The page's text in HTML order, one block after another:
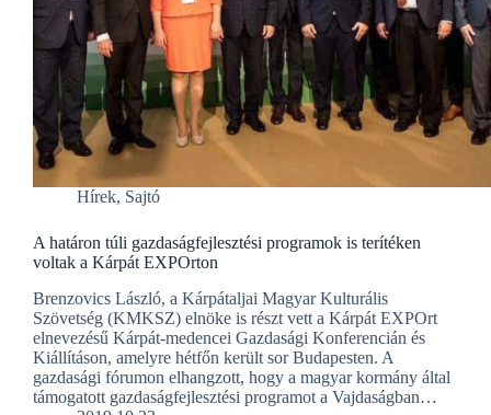
Hírek, Sajtó
A határon túli gazdaságfejlesztési programok is terítéken
voltak a Kárpát EXPOrton
Brenzovics László, a Kárpátaljai Magyar Kulturális
Szövetség (KMKSZ) elnöke is részt vett a Kárpát EXPOrt
elnevezésű Kárpát-medencei Gazdasági Konferencián és
Kiállításon, amelyre hétfőn került sor Budapesten. A
gazdasági fórumon elhangzott, hogy a magyar kormány által
támogatott gazdaságfejlesztési programot a Vajdaságban…